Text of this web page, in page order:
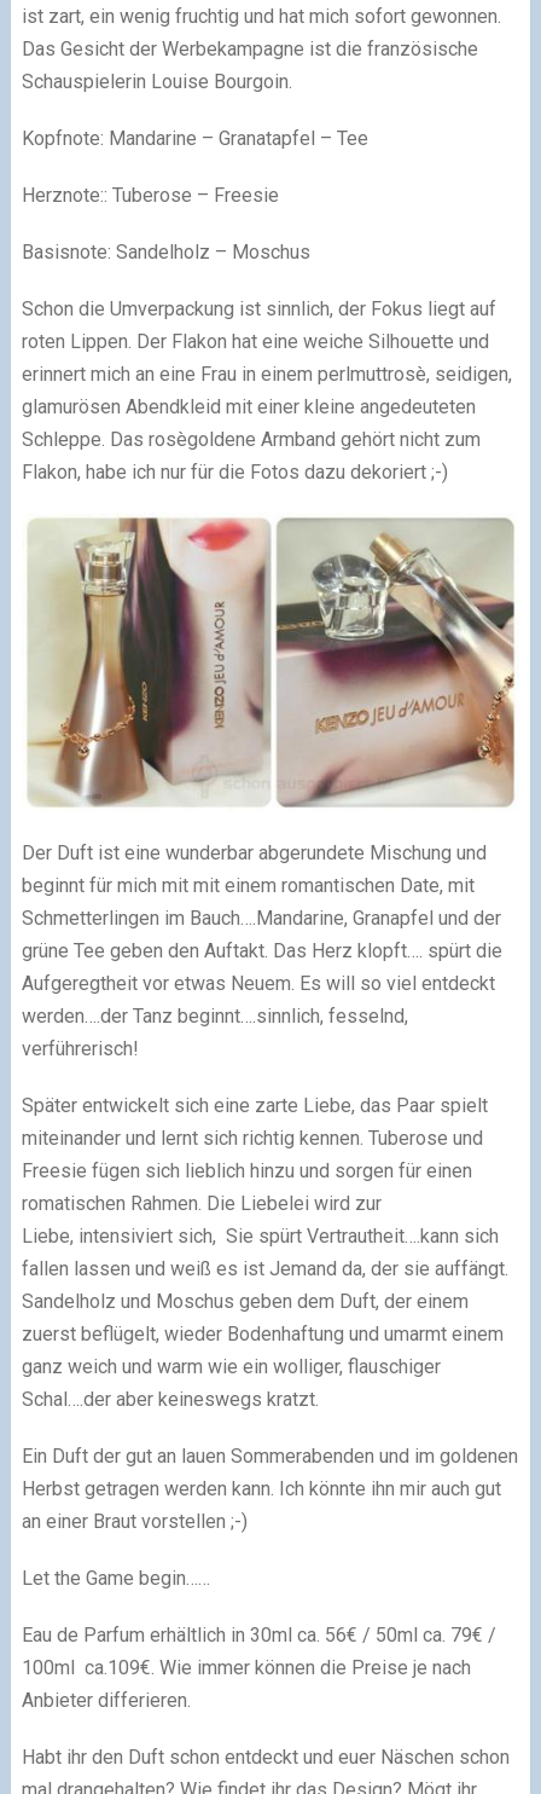
ist zart, ein wenig fruchtig und hat mich sofort gewonnen.
Das Gesicht der Werbekampagne ist die französische
Schauspielerin Louise Bourgoin.
Kopfnote: Mandarine – Granatapfel – Tee
Herznote:: Tuberose – Freesie
Basisnote: Sandelholz – Moschus
Schon die Umverpackung ist sinnlich, der Fokus liegt auf
roten Lippen. Der Flakon hat eine weiche Silhouette und
erinnert mich an eine Frau in einem perlmuttrosè, seidigen,
glamurösen Abendkleid mit einer kleine angedeuteten
Schleppe. Das rosègoldene Armband gehört nicht zum
Flakon, habe ich nur für die Fotos dazu dekoriert ;-)
Der Duft ist eine wunderbar abgerundete Mischung und
beginnt für mich mit mit einem romantischen Date, mit
Schmetterlingen im Bauch….Mandarine, Granapfel und der
grüne Tee geben den Auftakt. Das Herz klopft…. spürt die
Aufgeregtheit vor etwas Neuem. Es will so viel entdeckt
werden….der Tanz beginnt….sinnlich, fesselnd,
verführerisch!
Später entwickelt sich eine zarte Liebe, das Paar spielt
miteinander und lernt sich richtig kennen. Tuberose und
Freesie fügen sich lieblich hinzu und sorgen für einen
romatischen Rahmen. Die Liebelei wird zur
Liebe, intensiviert sich, Sie spürt Vertrautheit….kann sich
fallen lassen und weiß es ist Jemand da, der sie auffängt.
Sandelholz und Moschus geben dem Duft, der einem
zuerst beflügelt, wieder Bodenhaftung und umarmt einem
ganz weich und warm wie ein wolliger, flauschiger
Schal….der aber keineswegs kratzt.
Ein Duft der gut an lauen Sommerabenden und im goldenen
Herbst getragen werden kann. Ich könnte ihn mir auch gut
an einer Braut vorstellen ;-)
Let the Game begin……
Eau de Parfum erhältlich in 30ml ca. 56€ / 50ml ca. 79€ /
100ml ca.109€. Wie immer können die Preise je nach
Anbieter differieren.
Habt ihr den Duft schon entdeckt und euer Näschen schon